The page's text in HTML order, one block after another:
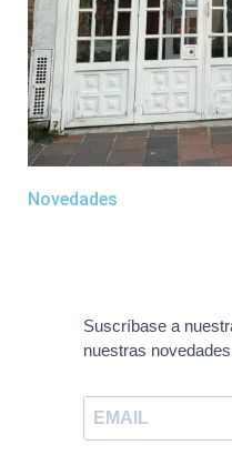
Novedades
Suscríbase a
nuestras